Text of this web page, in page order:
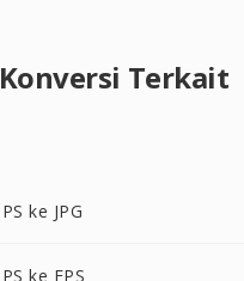
Konversi Terkait
PS ke JPG
PS ke EPS